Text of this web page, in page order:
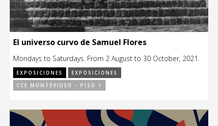
El universo curvo de Samuel Flores
Mondays to Saturdays. From 2 August to 30 October, 2021.
EXPOSICIONES
EXPOSICIONES
CCE MONTEVIDEO - PISO 1